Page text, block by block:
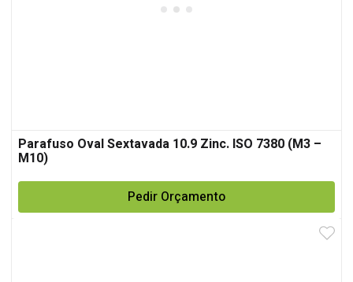
Parafuso Oval Sextavada 10.9 Zinc. ISO 7380 (M3 –
M10)
Pedir Orçamento